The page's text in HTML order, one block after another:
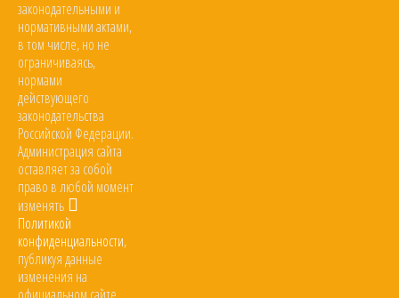
законодательными и
нормативными актами,
в том числе, но не
ограничиваясь,
нормами
действующего
законодательства
Российской Федерации.
Администрация сайта
оставляет за собой
право в любой момент
изменять
Политикой
конфиденциальности,
публикуя данные
изменения на